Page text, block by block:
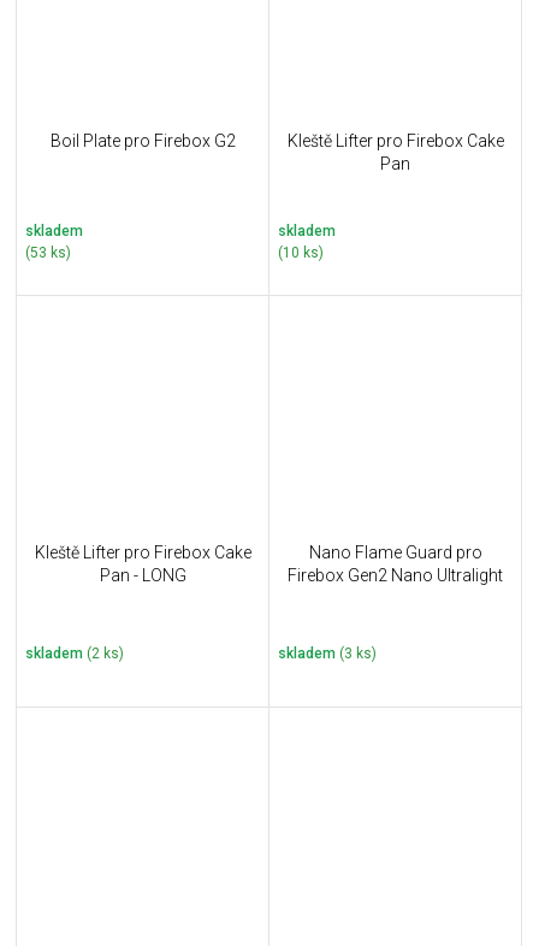
Boil Plate pro Firebox G2
skladem
(53 ks)
Kleště Lifter pro Firebox Cake
Pan
skladem
(10 ks)
Kleště Lifter pro Firebox Cake
Pan - LONG
skladem (2 ks)
Nano Flame Guard pro
Firebox Gen2 Nano Ultralight
skladem (3 ks)